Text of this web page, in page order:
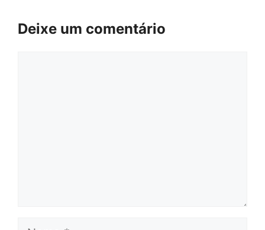
Deixe um comentário
Nome